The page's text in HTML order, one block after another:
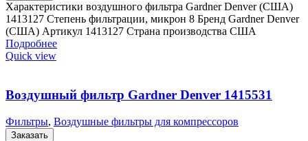
Характеристики воздушного фильтра Gardner Denver (США)
1413127 Степень фильтрации, микрон 8 Бренд Gardner Denver
(США) Артикул 1413127 Страна производства США
Подробнее
Quick view
Воздушный фильтр Gardner Denver 1415531
Фильтры, Воздушные фильтры для компрессоров
Заказать